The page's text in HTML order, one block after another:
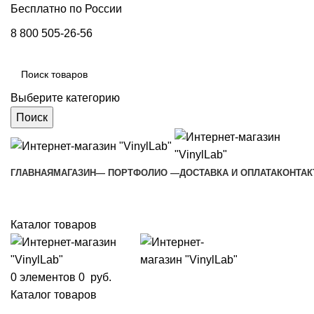
Бесплатно по России
8 800 505-26-56
Выберите категорию
Поиск
ГЛАВНАЯ МАГАЗИН— ПОРТФОЛИО —ДОСТАВКА И ОПЛАТА
Каталог товаров
0 элементов 0 руб.
Каталог товаров